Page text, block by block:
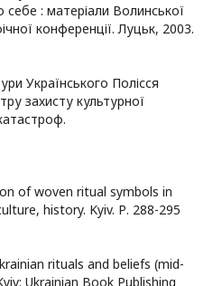
: матеріали Волинської
конференції. Луцьк, 2003.
Українського Полісся
захисту культурної
of woven ritual symbols in
history. Kyiv. Р. 288-295
rituals and beliefs (mid-
Ukrainian Book Publishing